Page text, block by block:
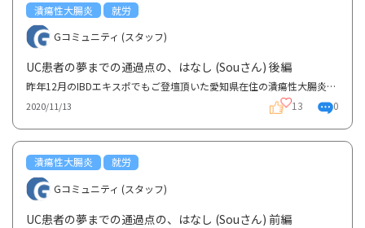
潰瘍性大腸炎
就労
Gコミュニティ (スタッフ)
UC患者の夢までの通過点の、はなし (Souさん) 後編
昨年12月のIBDエキスポでもご登壇頂いた愛知県在住の潰瘍性大腸炎患者Souさんのインタビュー内容の後編...
2020/11/13 13 0
潰瘍性大腸炎
就労
Gコミュニティ (スタッフ)
UC患者の夢までの通過点の、はなし (Souさん) 前編